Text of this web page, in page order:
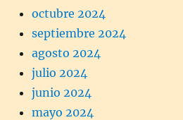
octubre 2024
septiembre 2024
agosto 2024
julio 2024
junio 2024
mayo 2024